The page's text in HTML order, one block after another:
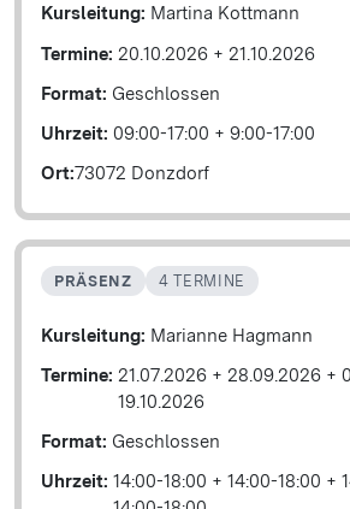
Kursleitung: Martina Kottmann
Termine: 20.10.2026 + 21.10.2026
Format: Geschlossen
Uhrzeit: 09:00-17:00 + 9:00-17:00
Ort:73072 Donzdorf
PRÄSENZ 4 TERMINE
Kursleitung: Marianne Hagmann
Termine: 21.07.2026 + 28.09.2026 +
19.10.2026
Format: Geschlossen
Uhrzeit: 14:00-18:00 + 14:00-18:00 +